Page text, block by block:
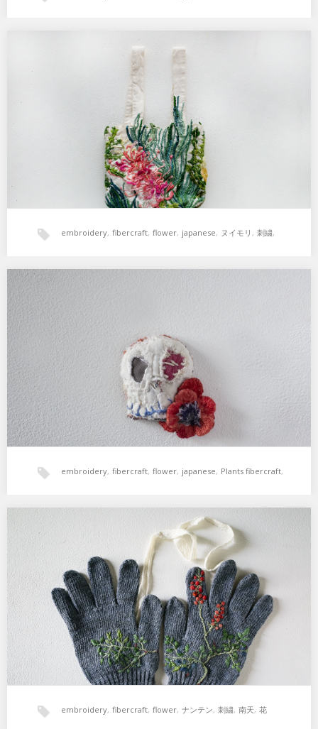
くしゅバッグ ワイルドフラワー
22cm*20cm(持ち手16cm) もとはワイルドフラワーの花束のご依頼を
いただいて制作したもの。 縫ってい…
embroidery, fibercraft, flower, japanese, ヌイモリ , 刺繍,
花
たねブローチ 花と髑髏
髑髏をつくる時、決めていること。 恐ろしいものにはしないこと。
ドクロは死をイメージするもののひとつでもありま…
embroidery, fibercraft, flower, japanese, Plants fibercraft,
, 髑髏
ぐんてぶくろ 南天
20cm×12cm (M) 南天はとても生命力が強い。鳥が実を食べたのか庭
のあちこちでにょきにょき。…
embroidery, fibercraft, flower, ナンテン, 刺繍, 南天, 花